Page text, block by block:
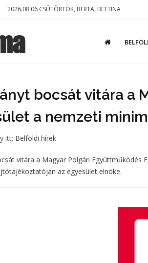
2026.08.06 CSÜTÖRTÖK, BERTA, BETTINA
bocsát vitára a
a nemzeti
itt: Belföldi hírek
vitára a Magyar Polgári
az egyesület elnöke.